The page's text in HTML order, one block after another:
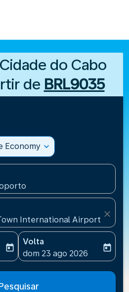
do Cabo
de BRL9035
Economy expand_more
International Airport(CPT),
close
date-aria-label
today
Volta
fc-booking-return-date-
dom 23 ago 2026
today